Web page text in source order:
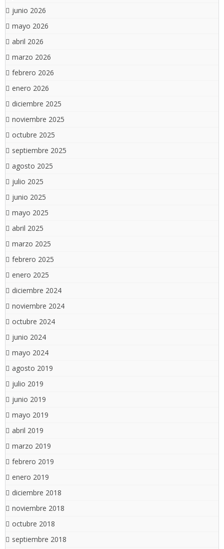
junio 2026
mayo 2026
abril 2026
marzo 2026
febrero 2026
enero 2026
diciembre 2025
noviembre 2025
octubre 2025
septiembre 2025
agosto 2025
julio 2025
junio 2025
mayo 2025
abril 2025
marzo 2025
febrero 2025
enero 2025
diciembre 2024
noviembre 2024
octubre 2024
junio 2024
mayo 2024
agosto 2019
julio 2019
junio 2019
mayo 2019
abril 2019
marzo 2019
febrero 2019
enero 2019
diciembre 2018
noviembre 2018
octubre 2018
septiembre 2018